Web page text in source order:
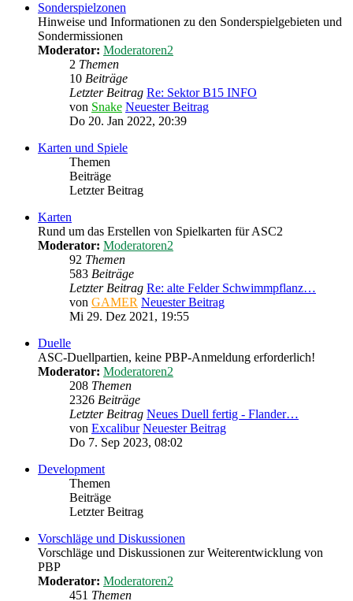
Sonderspielzonen
Hinweise und Informationen zu den Sonderspielgebieten und
Sondermissionen
Moderator: Moderatoren2
2 Themen
10 Beiträge
Letzter Beitrag Re: Sektor B15 INFO
von Snake Neuester Beitrag
Do 20. Jan 2022, 20:39
Karten und Spiele
Themen
Beiträge
Letzter Beitrag
Karten
Rund um das Erstellen von Spielkarten für ASC2
Moderator: Moderatoren2
92 Themen
583 Beiträge
Letzter Beitrag Re: alte Felder Schwimmpflanz…
von GAMER Neuester Beitrag
Mi 29. Dez 2021, 19:55
Duelle
ASC-Duellpartien, keine PBP-Anmeldung erforderlich!
Moderator: Moderatoren2
208 Themen
2326 Beiträge
Letzter Beitrag Neues Duell fertig - Flander…
von Excalibur Neuester Beitrag
Do 7. Sep 2023, 08:02
Development
Themen
Beiträge
Letzter Beitrag
Vorschläge und Diskussionen
Vorschläge und Diskussionen zur Weiterentwicklung von
PBP
Moderator: Moderatoren2
451 Themen